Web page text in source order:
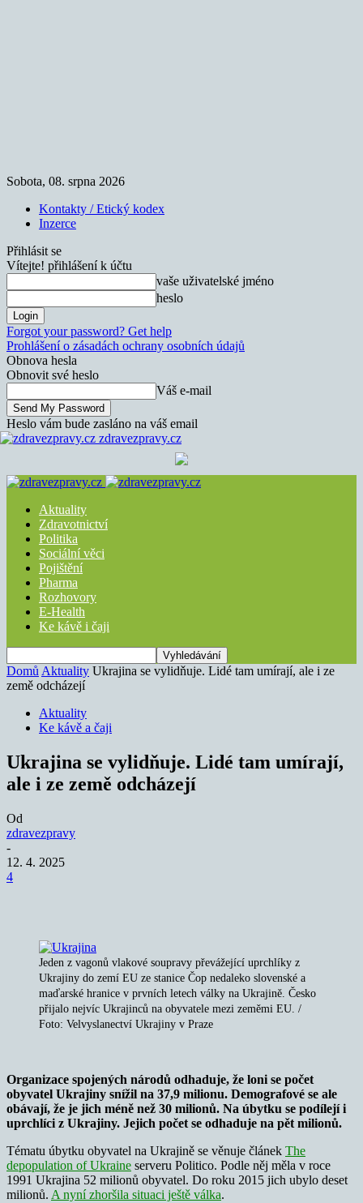
Sobota, 08. srpna 2026
Kontakty / Etický kodex
Inzerce
Přihlásit se
Vítejte! přihlášení k účtu
vaše uživatelské jméno
heslo
Forgot your password? Get help
Prohlášení o zásadách ochrany osobních údajů
Obnova hesla
Obnovit své heslo
Váš e-mail
Heslo vám bude zasláno na váš email
zdravezpravy.cz
Aktuality
Zdravotnictví
Politika
Sociální věci
Pojištění
Pharma
Rozhovory
E-Health
Ke kávě i čaji
Domů Aktuality Ukrajina se vylidňuje. Lidé tam umírají, ale i ze
země odcházejí
Aktuality
Ke kávě a čaji
Ukrajina se vylidňuje. Lidé tam umírají,
ale i ze země odcházejí
Od
zdravezpravy
-
12. 4. 2025
4
Jeden z vagonů vlakové soupravy převážející uprchlíky z
Ukrajiny do zemí EU ze stanice Čop nedaleko slovenské a
maďarské hranice v prvních letech války na Ukrajině. Česko
přijalo nejvíc Ukrajinců na obyvatele mezi zeměmi EU. /
Foto: Velvyslanectví Ukrajiny v Praze
Organizace spojených národů odhaduje, že loni se počet
obyvatel Ukrajiny snížil na 37,9 milionu. Demografové se ale
obávají, že je jich méně než 30 milionů. Na úbytku se podílejí i
uprchlíci z Ukrajiny. Jejich počet se odhaduje na pět milionů.
Tématu úbytku obyvatel na Ukrajině se věnuje článek The
depopulation of Ukraine serveru Politico. Podle něj měla v roce
1991 Ukrajina 52 milionů obyvatel. Do roku 2015 jich ubylo deset
milionů. A nyní zhoršila situaci ještě válka.